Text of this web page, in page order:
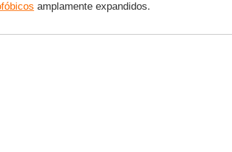
amplamente expandidos.